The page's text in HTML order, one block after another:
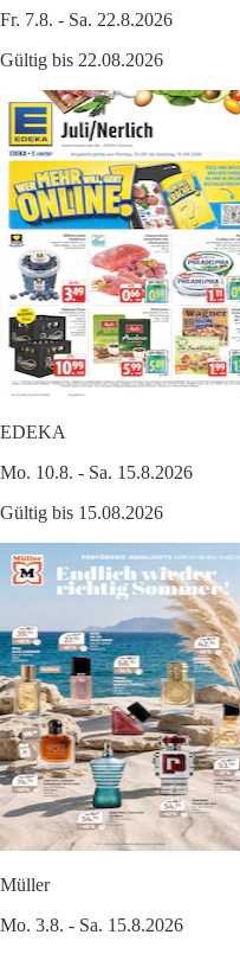
Fr. 7.8. - Sa. 22.8.2026
Gültig bis 22.08.2026
EDEKA
Mo. 10.8. - Sa. 15.8.2026
Gültig bis 15.08.2026
Müller
Mo. 3.8. - Sa. 15.8.2026